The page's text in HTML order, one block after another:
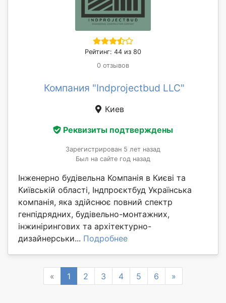
Рейтинг: 44 из 80
0 отзывов
Компания "Indprojectbud LLC"
Киев
Реквизиты подтверждены
Зарегистрирован 5 лет назад
Был на сайте год назад
Інженерно будівельна Компанія в Києві та
Київській області, Індпроєктбуд Українська
компанія, яка здійснює повний спектр
генпідрядних, будівельно-монтажних,
інжинірингових та архітектурно-
дизайнерськи... Подробнее
« Previous
1 2 3 4 5 6 »